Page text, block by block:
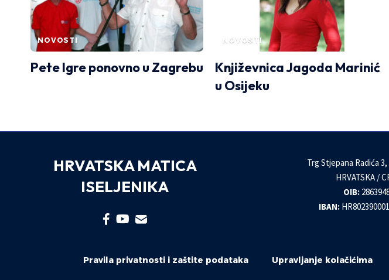
NOVOSTI
Pete Igre ponovno u Zagrebu
NOVOSTI
Književnica Jagoda Marinić
u Osijeku
HRVATSKA MATICA
ISELJENIKA
Trg Stjepana Radića 3,
HRVATSKA /
OIB:
IBAN:
Pravila privatnosti i zaštite podataka Upravljanje kolačićima